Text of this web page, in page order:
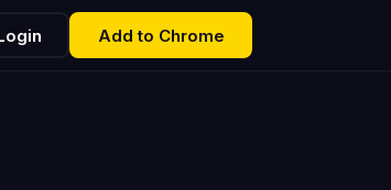
Add to Chrome